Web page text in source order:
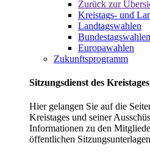
Zurück zur
Kreistags- und
Landtagswahlen
Bundestagswahlen
Europawahlen
Zukunftsprogramm
Sitzungsdienst des Kreistages
Hier gelangen Sie auf die
Kreistages und seiner
Informationen zu den
öffentlichen